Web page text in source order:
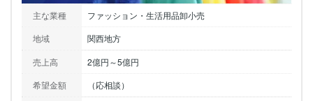
主な業種
ファッション・生活用品卸小売
地域
関西地方
売上高
2億円～5億円
希望金額
（応相談）